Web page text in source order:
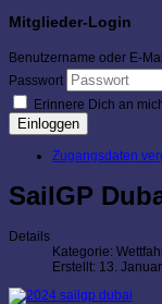
Mitglieder-Login
Benutzername oder E-Mail
Passwort
Erinnere Dich an
Einloggen
Zugangsdaten
SailGP
Details
Kategorie:
Erstellt: 13.